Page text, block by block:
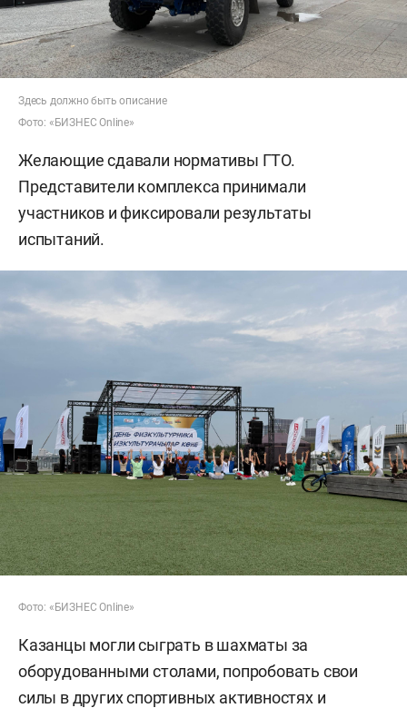
Здесь должно быть описание
Фото: «БИЗНЕС Online»
Желающие сдавали нормативы ГТО.
Представители комплекса принимали
участников и фиксировали результаты
испытаний.
Фото: «БИЗНЕС Online»
Казанцы могли сыграть в шахматы за
оборудованными столами, попробовать свои
силы в других спортивных активностях и